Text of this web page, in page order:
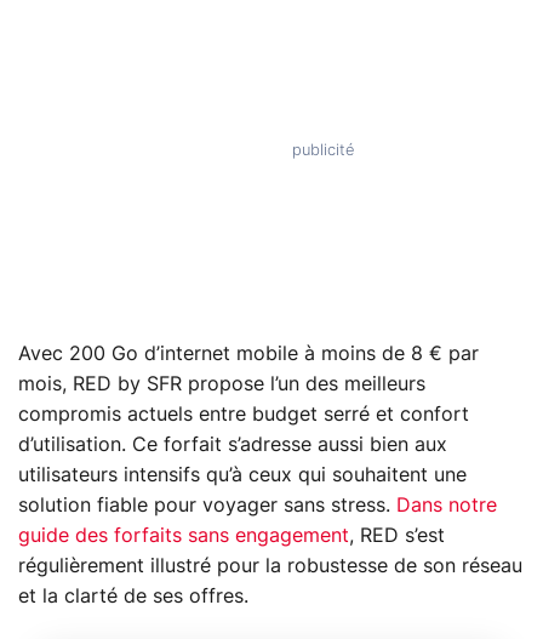
Avec 200 Go d’internet mobile à moins de 8 € par
mois, RED by SFR propose l’un des meilleurs
compromis actuels entre budget serré et confort
d’utilisation. Ce forfait s’adresse aussi bien aux
utilisateurs intensifs qu’à ceux qui souhaitent une
solution fiable pour voyager sans stress. Dans notre
guide des forfaits sans engagement, RED s’est
régulièrement illustré pour la robustesse de son réseau
et la clarté de ses offres.